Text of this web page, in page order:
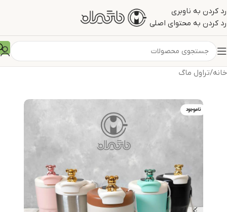
رد کردن به ناوبری
رد کردن به محتوای اصلی
خانه/تراول ماگ
ناموجود